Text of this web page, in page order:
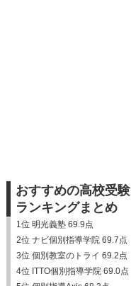
おすすめの高校受
ランキングまとめ
1位 明光義塾 69.9点
2位 ナビ個別指導学院 69.7点
3位 個別教室のトライ 69.2点
4位 ITTO個別指導学院 69.0点